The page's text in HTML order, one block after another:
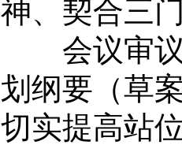
神、契合三
会议审议
划纲要（草
切实提高站